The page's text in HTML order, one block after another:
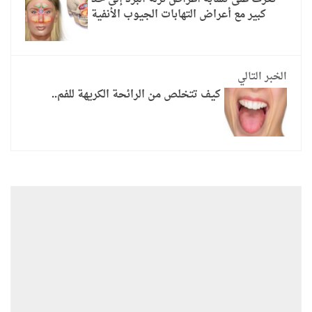
كبير مع أعراض التهابات الجيوب الأنفية
الخبر التالي
كيف تتخلص من الرائحة الكريهة للفم..